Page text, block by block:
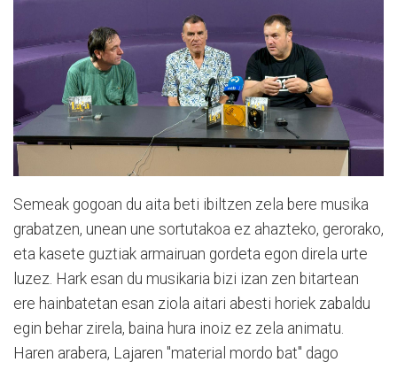
Semeak gogoan du aita beti ibiltzen zela bere musika
grabatzen, unean une sortutakoa ez ahazteko, gerorako,
eta kasete guztiak armairuan gordeta egon direla urte
luzez. Hark esan du musikaria bizi izan zen bitartean
ere hainbatetan esan ziola aitari abesti horiek zabaldu
egin behar zirela, baina hura inoiz ez zela animatu.
Haren arabera, Lajaren "material mordo bat" dago